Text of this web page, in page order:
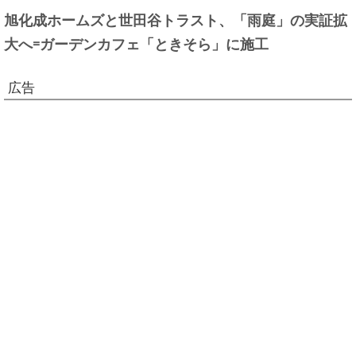
旭化成ホームズと世田谷トラスト、「雨庭」の実証拡
大へ=ガーデンカフェ「ときそら」に施工
広告